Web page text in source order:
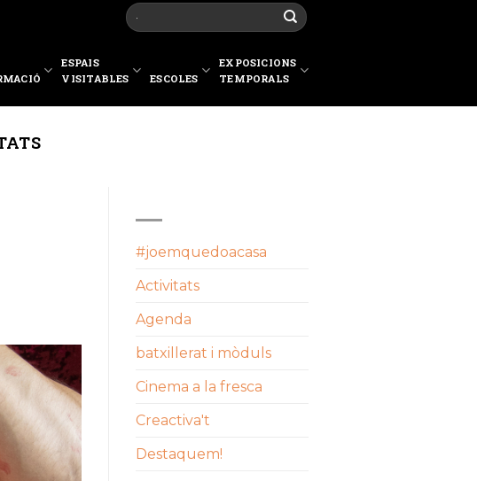
ESPAIS
VISITABLES
ESCOLES
EXPOSICIONS
TEMPORALS
#joemquedoacasa
Activitats
Agenda
batxillerat i mòduls
Cinema a la fresca
Creactiva't
Destaquem!